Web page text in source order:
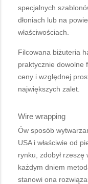
specjalnych
dłoniach lub na
właściwościach.
Filcowana biżuteria
praktycznie dowolne
ceny i względnej
największych zalet.
Wire wrapping
Ów sposób
USA i właściwie od
rynku, zdobył
każdym dniem
stanowi ona